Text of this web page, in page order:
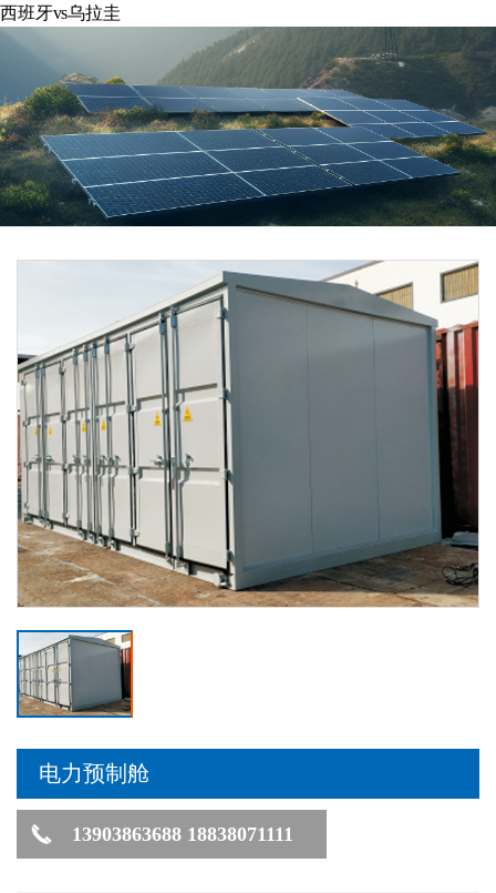
西班牙vs乌拉圭
电力预制舱
13903863688 18838071111